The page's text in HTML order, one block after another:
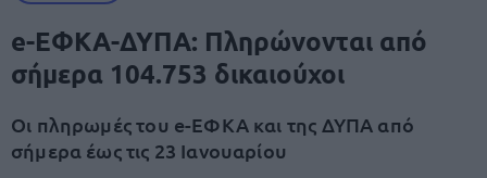
e-ΕΦΚΑ-ΔΥΠΑ: Πληρώνονται από
σήμερα 104.753 δικαιούχοι
Οι πληρωμές του e-ΕΦΚΑ και της ΔΥΠΑ από
σήμερα έως τις 23 Ιανουαρίου